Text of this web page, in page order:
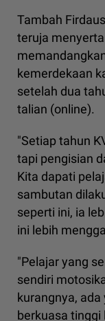
Tambah
teruja
kemerdekaan
setelah dua
talian (online).
"Setiap tahun
tapi pengisian
Kita dapati
sambutan
seperti ini, ia
ini lebih
"Pelajar yang
sendiri
kurangnya,
berkuasa tinggi